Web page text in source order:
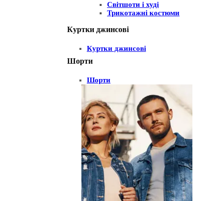
Світшоти і худі
Трикотажні костюми
Куртки джинсові
Куртки джинсові
Шорти
Шорти